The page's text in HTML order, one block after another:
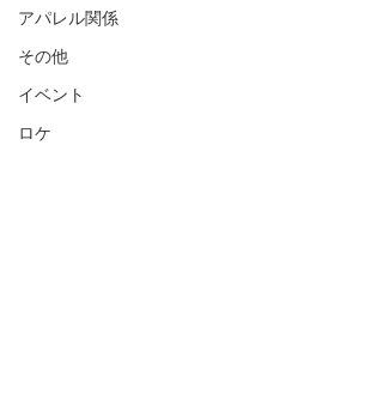
アパレル関係
その他
イベント
ロケ